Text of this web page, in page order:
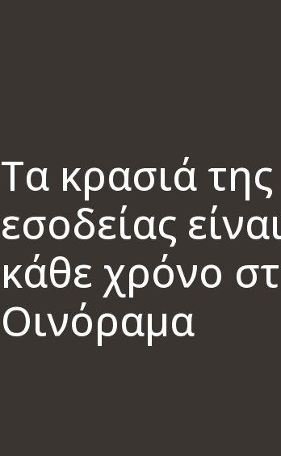
Τα κρασιά
εσοδείας
κάθε χρόνο
Οινόραμα